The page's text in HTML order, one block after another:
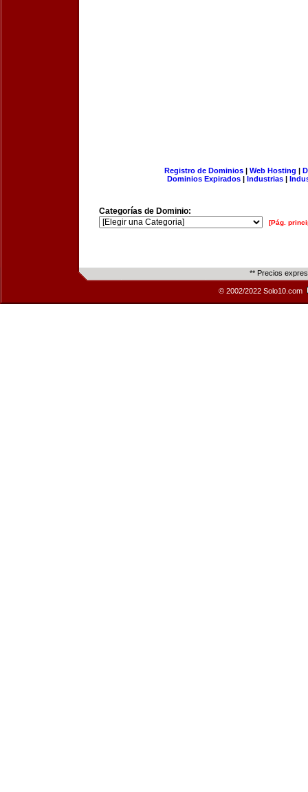
Registro de Dominios| Web Hosting |
Dominios Expirados | Industrias |
Categorías de Dominio:
[Pág.
** Precios
© 2002/2022 Solo10.com